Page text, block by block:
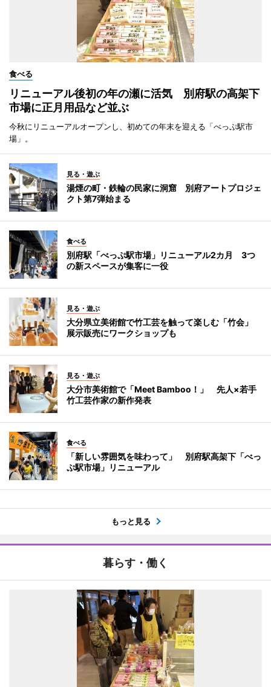
食べる
リニューアル後初の年の瀬に活気 別府駅の高架下
市場に正月用品など並ぶ
今秋にリニューアルオープンし、初めての年末を迎える「べっぷ駅市
場」。
見る・遊ぶ
湯煙の町・鉄輪の民家に洞窟 別府アートプロジェ
クト第7弾始まる
食べる
別府駅「べっぷ駅市場」リニューアル2カ月 3つ
の新スペースが集客に一役
見る・遊ぶ
大分県立美術館で竹工芸を触って楽しむ「竹会」
展示販売にワークショップも
見る・遊ぶ
大分市美術館で「Meet Bamboo！」 先人×若手
竹工芸作家の新作発表
食べる
「新しい雰囲気を味わって」 別府駅高架下「べっ
ぷ駅市場」リニューアル
もっと見る
暮らす・働く